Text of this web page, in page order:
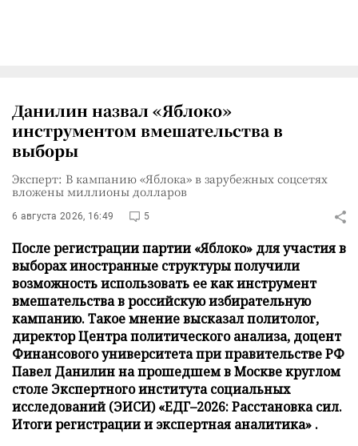
Данилин назвал «Яблоко»
инструментом вмешательства в
выборы
Эксперт: В кампанию «Яблока» в зарубежных соцсетях
вложены миллионы долларов
6 августа 2026, 16:49 5
После регистрации партии «Яблоко» для участия в
выборах иностранные структуры получили
возможность использовать ее как инструмент
вмешательства в российскую избирательную
кампанию. Такое мнение высказал политолог,
директор Центра политического анализа, доцент
Финансового университета при правительстве РФ
Павел Данилин на прошедшем в Москве круглом
столе Экспертного института социальных
исследований (ЭИСИ) «ЕДГ–2026: Расстановка сил.
Итоги регистрации и экспертная аналитика» .